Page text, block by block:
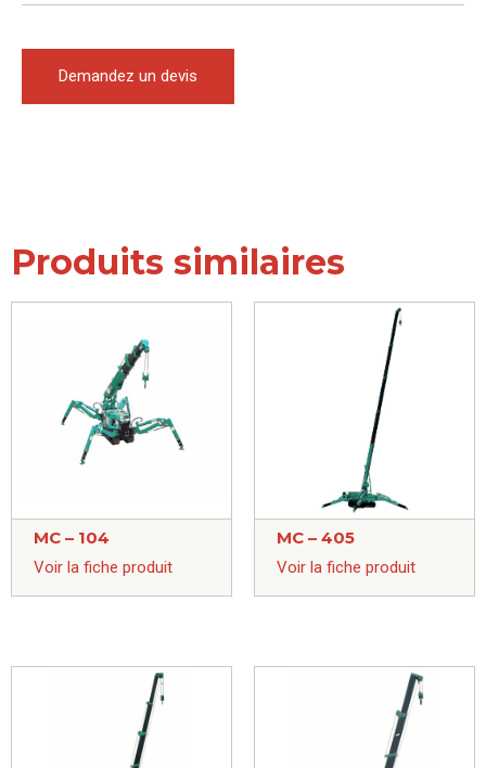
Demandez un devis
Produits similaires
MC – 104
Voir la fiche produit
MC – 405
Voir la fiche produit